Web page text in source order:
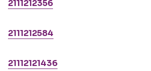
2111212356
2111212584
21112121436